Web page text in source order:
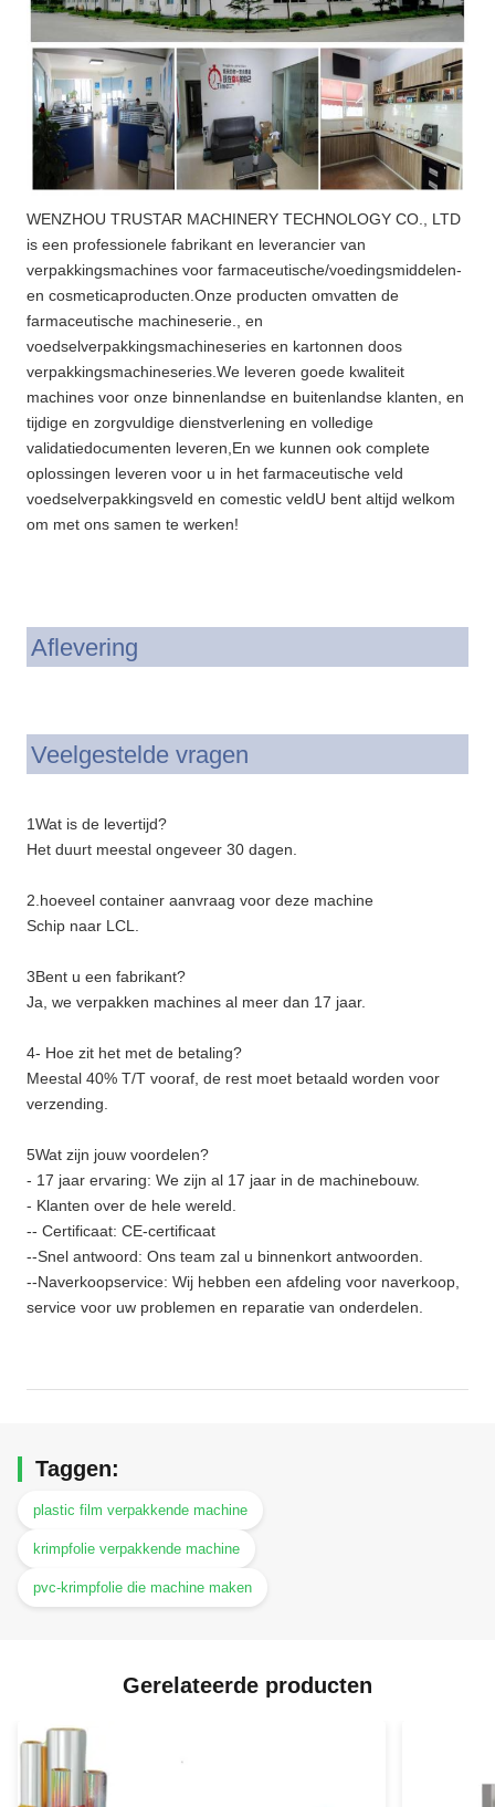
WENZHOU TRUSTAR MACHINERY TECHNOLOGY CO., LTD
is een professionele fabrikant en leverancier van
verpakkingsmachines voor farmaceutische/voedingsmiddelen-
en cosmeticaproducten.Onze producten omvatten de
farmaceutische machineserie., en
voedselverpakkingsmachineseries en kartonnen doos
verpakkingsmachineseries.We leveren goede kwaliteit
machines voor onze binnenlandse en buitenlandse klanten, en
tijdige en zorgvuldige dienstverlening en volledige
validatiedocumenten leveren,En we kunnen ook complete
oplossingen leveren voor u in het farmaceutische veld
voedselverpakkingsveld en comestic veldU bent altijd welkom
om met ons samen te werken!
Aflevering
Veelgestelde vragen
1Wat is de levertijd?
Het duurt meestal ongeveer 30 dagen.
2.hoeveel container aanvraag voor deze machine
Schip naar LCL.
3Bent u een fabrikant?
Ja, we verpakken machines al meer dan 17 jaar.
4- Hoe zit het met de betaling?
Meestal 40% T/T vooraf, de rest moet betaald worden voor
verzending.
5Wat zijn jouw voordelen?
- 17 jaar ervaring: We zijn al 17 jaar in de machinebouw.
- Klanten over de hele wereld.
-- Certificaat: CE-certificaat
--Snel antwoord: Ons team zal u binnenkort antwoorden.
--Naverkoopservice: Wij hebben een afdeling voor naverkoop,
service voor uw problemen en reparatie van onderdelen.
Taggen:
plastic film verpakkende machine
krimpfolie verpakkende machine
pvc-krimpfolie die machine maken
Gerelateerde producten